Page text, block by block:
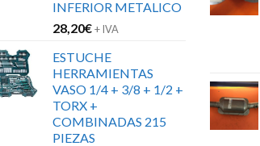
INFERIOR METALICO
28,20€+ IVA
ESTUCHE
HERRAMIENTAS
VASO 1/4 + 3/8 + 1/2 +
TORX +
COMBINADAS 215
PIEZAS